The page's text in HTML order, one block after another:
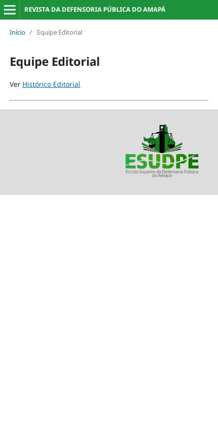
REVISTA DA DEFENSORIA PÚBLICA DO AMAPÁ
Início / Equipe Editorial
Equipe Editorial
Ver Histórico Editorial